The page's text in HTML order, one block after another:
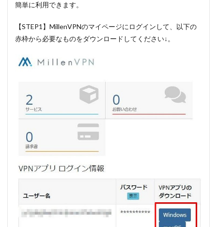
簡単に利用できます。
【STEP1】MillenVPNのマイページにログインして、以下の
赤枠から必要なものをダウンロードしてください↓。